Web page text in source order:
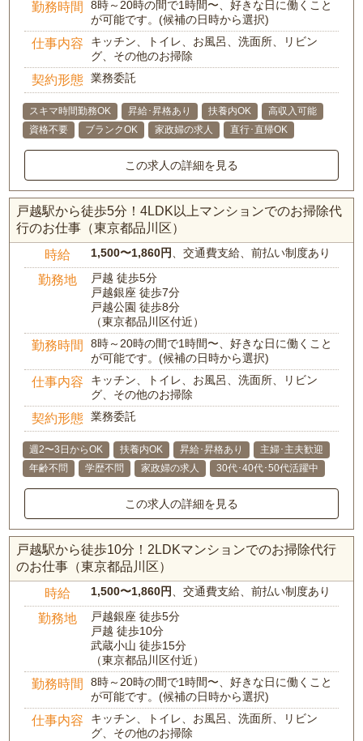
勤務時間
8時～20時の間で1時間〜、好きな日に働くこと
が可能です。(候補の日時から選択)
仕事内容
キッチン、トイレ、お風呂、洗面所、リビン
グ、その他のお掃除
契約形態 業務委託
スキマ時間勤務OK 昇給･昇格あり 扶養内OK
高収入可能
資格不要
ブランクOK 家政婦の求人 直行･直帰OK
この求人の詳細を見る
戸越駅から徒歩5分！4LDK以上マンションでのお掃除代
行のお仕事（東京都品川区）
時給 1,500〜1,860円、交通費支給、前払い制度あり
勤務地
戸越 徒歩5分
戸越銀座 徒歩7分
戸越公園 徒歩8分
（東京都品川区付近）
勤務時間
8時～20時の間で1時間〜、好きな日に働くこと
が可能です。(候補の日時から選択)
仕事内容
キッチン、トイレ、お風呂、洗面所、リビン
グ、その他のお掃除
契約形態 業務委託
週2〜3日からOK 扶養内OK 昇給･昇格あり
主婦･主夫歓迎
年齢不問
学歴不問 家政婦の求人 30代･40代･50代活躍中
この求人の詳細を見る
戸越駅から徒歩10分！2LDKマンションでのお掃除代行
のお仕事（東京都品川区）
時給 1,500〜1,860円、交通費支給、前払い制度あり
勤務地
戸越銀座 徒歩5分
戸越 徒歩10分
武蔵小山 徒歩15分
（東京都品川区付近）
勤務時間
8時～20時の間で1時間〜、好きな日に働くこと
が可能です。(候補の日時から選択)
仕事内容
キッチン、トイレ、お風呂、洗面所、リビン
グ、その他のお掃除